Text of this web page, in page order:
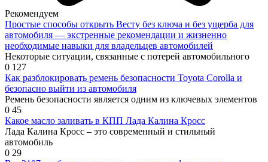
Рекомендуем
Простые способы открыть Весту без ключа и без ущерба для
автомобиля — экстренные рекомендации и жизненно
необходимые навыки для владельцев автомобилей
Некоторые ситуации, связанные с потерей автомобильного
0 127
Как разблокировать ремень безопасности Toyota Corolla и
безопасно выйти из автомобиля
Ремень безопасности является одним из ключевых элементов
0 45
Какое масло заливать в КПП Лада Калина Кросс
Лада Калина Кросс – это современный и стильный
автомобиль
0 29